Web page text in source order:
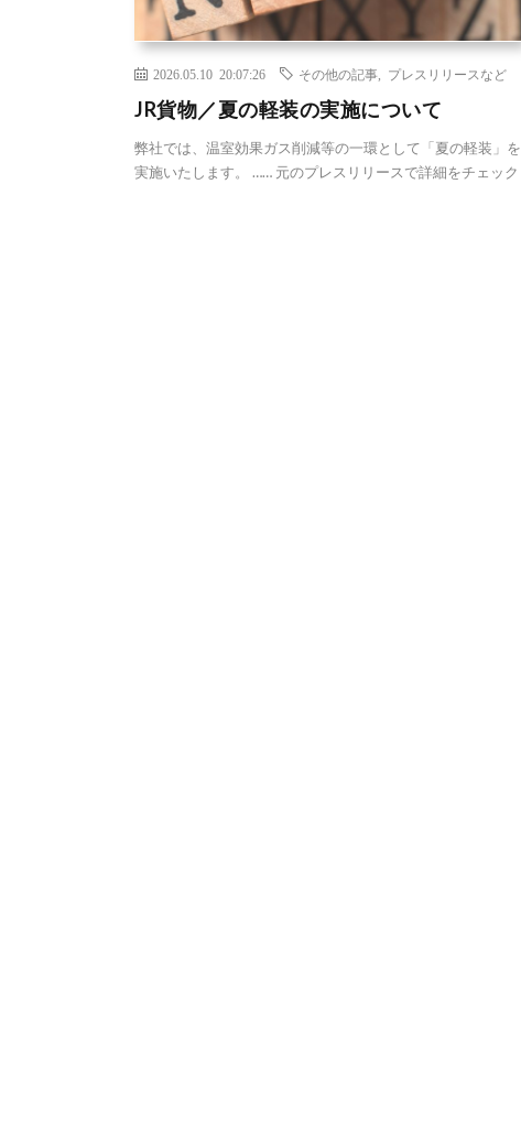
2026.05.10 20:07:26 その他の記事 プレスリリースなど
JR貨物／夏の軽装の実施について
弊社では、温室効果ガス削減等の一環として「夏の軽装」を
実施いたします。 …… 元のプレスリリースで詳細をチェック